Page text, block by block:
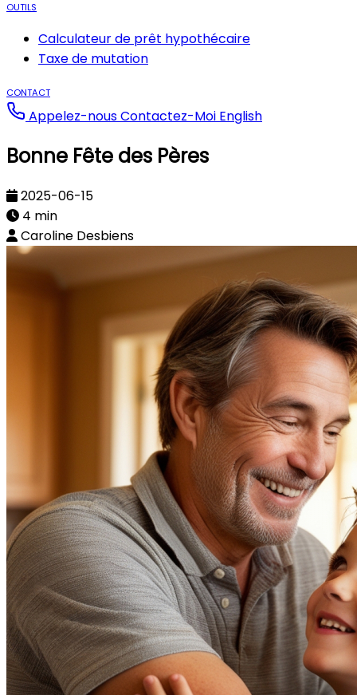
OUTILS
Calculateur de prêt hypothécaire
Taxe de mutation
CONTACT
Appelez-nousContactez-Moi English
Bonne Fête des Pères
2025-06-15
4 min
Caroline Desbiens